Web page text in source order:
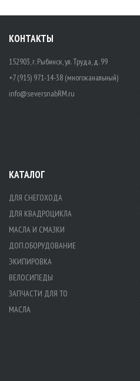
КОНТАКТЫ
152903, г. Рыбинск, ул. Труда, д. 99
+7 (915) 971-14-38 (многоканальный)
info@seversnabRM.ru
КАТАЛОГ
ДЛЯ СНЕГОХОДА
ДЛЯ КВАДРОЦИКЛА
МАСЛА И СМАЗКИ
ДОП.ОБОРУДОВАНИЕ
ЭКИПИРОВКА
ВЕЛОСИПЕДЫ
ЗАПЧАСТИ ДЛЯ ТО
МАСЛА